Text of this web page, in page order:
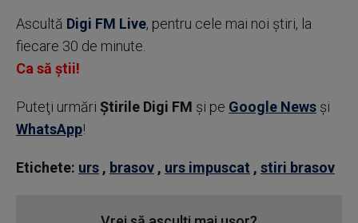
Ascultă Digi FM Live, pentru cele mai noi știri, la
fiecare 30 de minute.
Ca să știi!
Puteţi urmări Știrile Digi FM şi pe Google News şi
WhatsApp!
Etichete: urs , brasov , urs impuscat , stiri brasov